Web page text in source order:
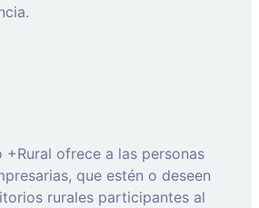
+Rural ofrece a las personas
que estén o deseen
rurales participantes al